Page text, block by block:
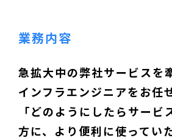
業務内容
急拡大中の弊社サービスを
インフラエンジニアをお任
「どのようにしたらサービ
方に、より便利に使ってい